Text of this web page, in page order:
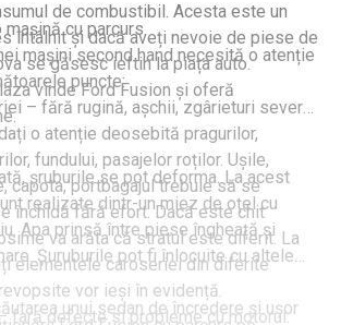
de combustibil. Acesta este un
întâlnit și dacă aveți nevoie de piese de
se găsesc ieftin la piața auto.
vinde Ford Fusion și oferă
cu parcurs
mașini second hand necesită o atenție
puncte:
– fără rugină, așchii, zgârieturi severe,
o atenție deosebită pragurilor,
fundului, pasajelor roților. Ușile,
capota, portbagajul trebuie să se
închidă fără efort. Dacă este chit
va arăta că stratul este diferit. La
elementele caroseriei din diferite
vor ieși în evidență.
fară defecte si probleme cu motorul.
șruburile se pot deforma. La acest
realizate dintr-un miez de oțel cu
Apa prinsă între piese îngheață și
Șuruburile pot fi înlocuite cu altele
unui sedan de încredere și ușor